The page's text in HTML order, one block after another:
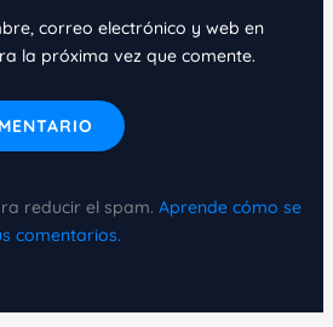
correo electrónico y web en
la próxima vez que comente.
reducir el spam. Aprende cómo se
comentarios.